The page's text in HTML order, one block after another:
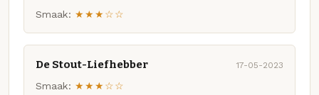
Smaak: ★★★☆☆
De Stout-Liefhebber 17-05-2023
Smaak: ★★★☆☆